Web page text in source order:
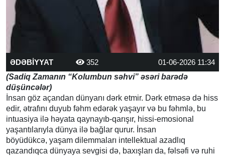
ƏDƏBİYYAT 352
01-06-2026 11:34
(Sadiq Zamanın “Kolumbun səhvi” əsəri barədə
düşüncələr)
İnsan göz açandan dünyanı dərk etmir. Dərk etməsə də hiss
edir, ətrafını duyub fəhm edərək yaşayır və bu fəhmlə, bu
intuasiya ilə həyata qaynayıb-qarışır, hissi-emosional
yaşantılarıyla dünya ilə bağlar qurur. İnsan
böyüdükcə, yaşam dilemmaları intellektual azadlıq
qazandıqca dünyaya sevgisi də, baxışları da, fəlsəfi və ruhi